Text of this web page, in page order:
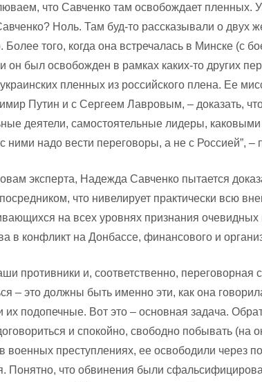
что Савченко там освобождает пленных.
Ноль. Там буд-то рассказывали о двух
Более того, когда она встречалась в Минске (с
он был освобожден в рамках каких-то других
пленных из российского плена. Ее
Путин и с Сергеем Лавровым, – доказать,
деятели, самостоятельные лидеры,
с ними надо вести переговоры, а не с Россией”, –
эксперта, Надежда Савченко пытается
что нивелирует практически всю
на всех уровнях признания
в конфликт на Донбассе, финансового и
противники и, соответственно,
– это должны быть именно эти, как она
их подопечные. Вот это – основная задача.
и спокойно, свободно побывать (на
военных преступлениях, ее освободили через
Понятно, что обвинения были